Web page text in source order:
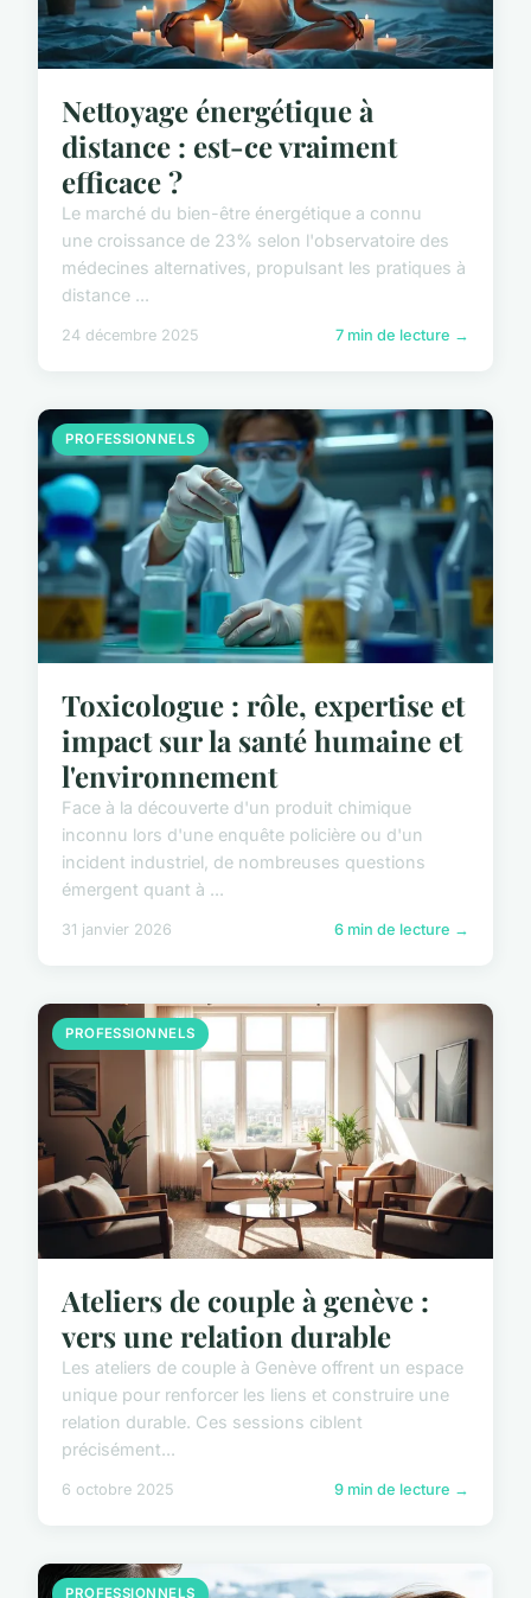
Nettoyage énergétique à
distance : est-ce vraiment
efficace ?
Le marché du bien-être énergétique a connu
une croissance de 23% selon l'observatoire des
médecines alternatives, propulsant les pratiques à
distance ...
24 décembre 2025 7 min de lecture →
PROFESSIONNELS
Toxicologue : rôle, expertise et
impact sur la santé humaine et
l'environnement
Face à la découverte d'un produit chimique
inconnu lors d'une enquête policière ou d'un
incident industriel, de nombreuses questions
émergent quant à ...
31 janvier 2026 6 min de lecture →
PROFESSIONNELS
Ateliers de couple à genève :
vers une relation durable
Les ateliers de couple à Genève offrent un espace
unique pour renforcer les liens et construire une
relation durable. Ces sessions ciblent
précisément...
6 octobre 2025 9 min de lecture →
PROFESSIONNELS